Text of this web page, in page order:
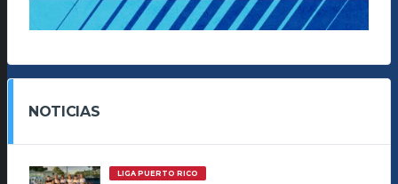
NOTICIAS
LIGA PUERTO RICO